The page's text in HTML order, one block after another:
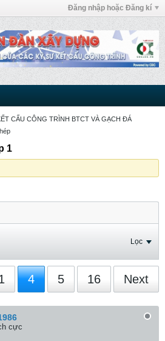
Đăng nhập hoặc Đăng kí
CẤU CÔNG TRÌNH BTCT VÀ GẠCH ĐÁ
1
Lọc
4 5 16 Next
cực